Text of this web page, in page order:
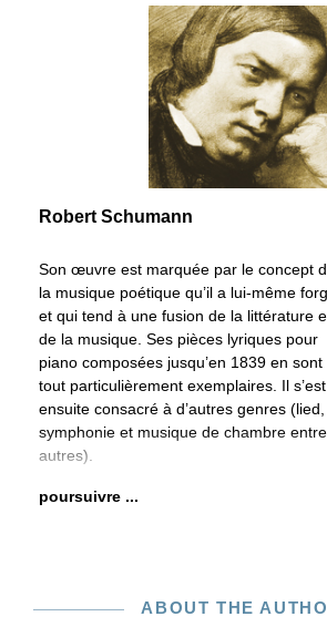
Robert Schumann
Son œuvre est marquée par le concept
la musique poétique qu’il a lui-même
et qui tend à une fusion de la littérature
de la musique. Ses pièces lyriques pour
piano composées jusqu’en 1839 en sont
tout particulièrement exemplaires. Il s’est
ensuite consacré à d’autres genres (lied,
symphonie et musique de chambre entre
autres).
poursuivre ...
ABOUT THE